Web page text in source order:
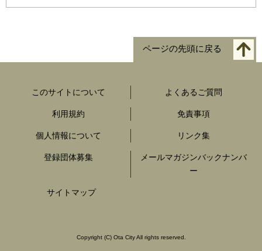
ページの先頭に戻る
このサイトについて よくあるご質問
利用規約 免責事項
個人情報について リンク集
登録団体募集
メールマガジンバックナンバ
ー
サイトマップ
Copyright (C) Ota City All rights reserved.